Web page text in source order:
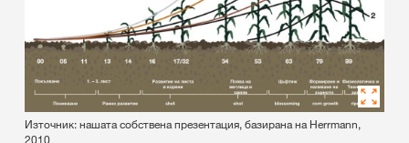
Източник: нашата собствена презентация, базирана на Herrmann,
2010